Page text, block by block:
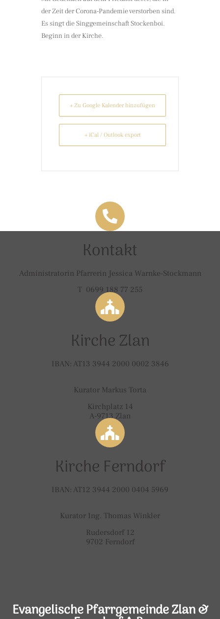
der Zeit der Corona-Pandemie verstorben sind.
Es singt die Singgemeinschaft Stockenboi.
Beginn in der Kirche.
+ Zu Google Kalender hinzufügen
+ iCal / Outlook export
Kontakt
Administratorin Pfarrerin Jessica Warnke-Stockmann
T 0699 188 77 255
Kirche Zlan
IBAN: AT13 3944 2000 0002 3846
Kurator Markus Torta
Kirchplatz 14
A-9713 Zlan
Kirche Ferndorf
IBAN: AT12 3944 2000 0404 5969
Kurator Ing. Thomas Winkler
Rudersdorf 12
9702 Ferndorf
Evangelische Pfarrgemeinde Zlan &